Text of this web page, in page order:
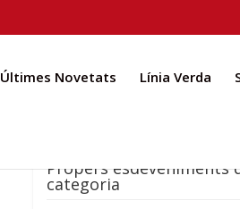
Últimes Novetats Línia Verda
Propers esdeveniments
categoria